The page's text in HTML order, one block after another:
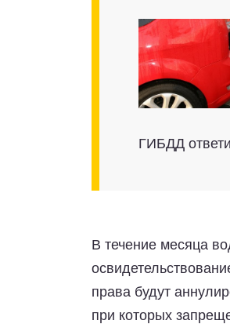
ГИБДД
В течение месяца
права будут
при которых